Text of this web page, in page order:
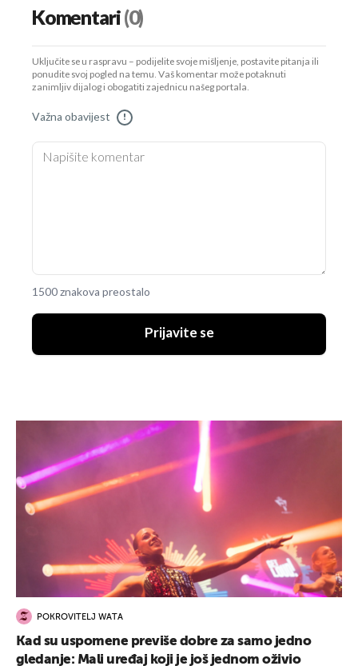
Komentari(0)
Uključite se u raspravu – podijelite svoje mišljenje, postavite pitanja ili
ponudite svoj pogled na temu. Vaš komentar može potaknuti
zanimljiv dijalog i obogatiti zajednicu našeg portala.
Važna obavijest !
1500 znakova preostalo
Prijavite se
POKROVITELJ WATA
Kad su uspomene previše dobre za samo jedno
gledanje: Mali uređaj koji je još jednom oživio